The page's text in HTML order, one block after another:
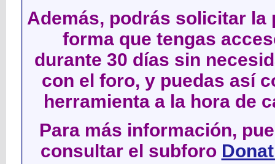
Además, podrás solicitar
forma que tengas
durante 30 días sin
con el foro, y puedas así
herramienta a la hora de
Para más información,
consultar el subforo